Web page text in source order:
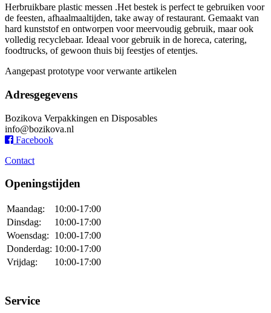
Herbruikbare plastic messen .Het bestek is perfect te gebruiken voor
de feesten, afhaalmaaltijden, take away of restaurant. Gemaakt van
hard kunststof en ontworpen voor meervoudig gebruik, maar ook
volledig recyclebaar. Ideaal voor gebruik in de horeca, catering,
foodtrucks, of gewoon thuis bij feestjes of etentjes.
Aangepast prototype voor verwante artikelen
Adresgegevens
Bozikova Verpakkingen en Disposables
info@bozikova.nl
Facebook
Contact
Openingstijden
Maandag:
10:00-17:00
Dinsdag:
10:00-17:00
Woensdag:
10:00-17:00
Donderdag: 10:00-17:00
Vrijdag:
10:00-17:00
Service